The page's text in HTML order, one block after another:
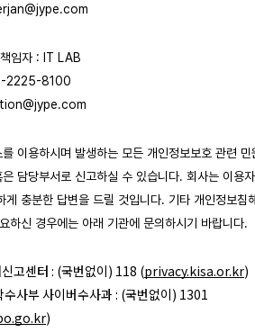
임자 : IT LAB
2225-8100
이용하시며 발생하는 모든 개인정보보호 관련 민
담당부서로 신고하실 수 있습니다. 회사는 이용
게 충분한 답변을 드릴 것입니다. 기타 개인정보침
하신 경우에는 아래 기관에 문의하시기 바랍니다.
고센터 : (국번없이) 118 (privacy.kisa.or.kr)
수사부 사이버수사과 : (국번없이) 1301
)